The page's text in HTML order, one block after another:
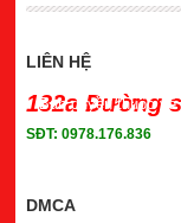
LIÊN HỆ
132a Đường
SĐT: 0978.176.836
DMCA
Bản quyền thuộc về